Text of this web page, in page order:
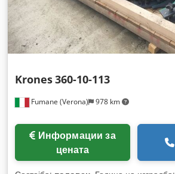
Fumane (Verona) 978 km
Krones360-10-113
цената